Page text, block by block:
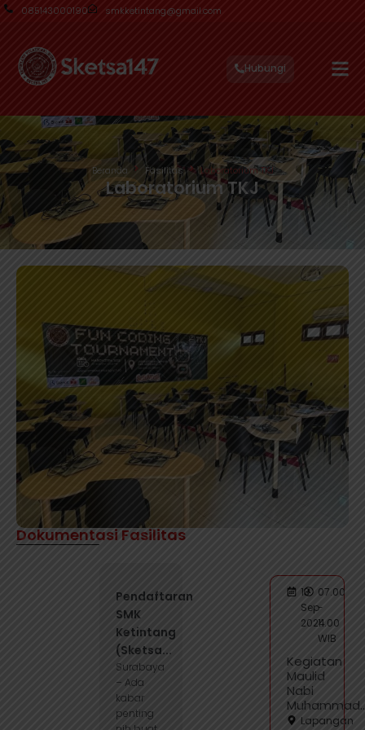
085143000190 smkketintang@gmail.com
Hubungi
Beranda Fasilitas Laboratorium TKJ
Laboratorium TKJ
Dokumentasi Fasilitas
Pendaftaran
SMK
Ketintang
(Sketsa...
Surabaya
– Ada
kabar
penting
13
Sep
2024
07.00
-
11.00
WIB
Kegiatan
Maulid
Nabi
Lapangan